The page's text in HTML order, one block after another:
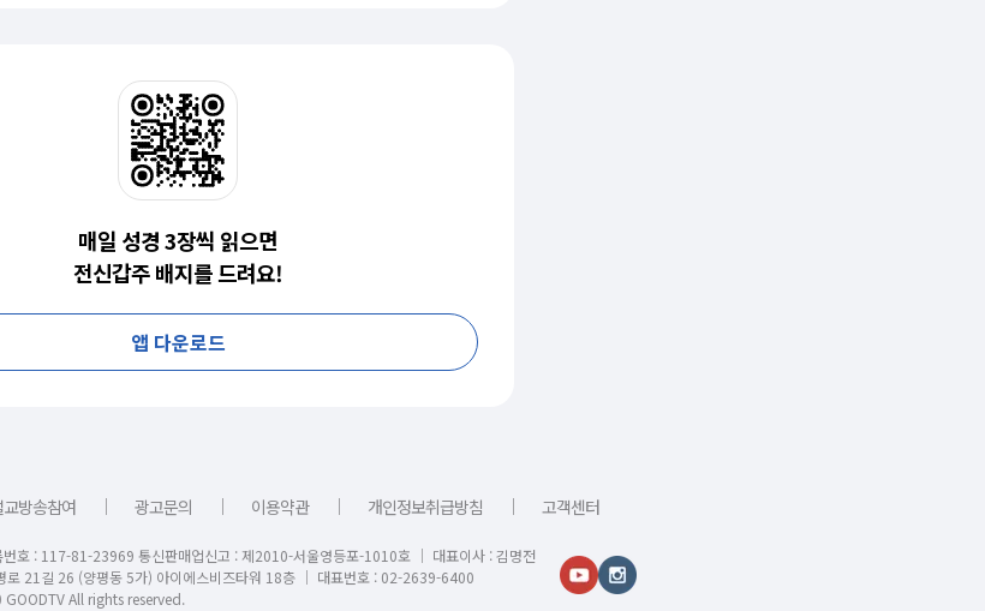
매일 성경 3장씩 읽으면
전신갑주 배지를 드려요!
앱 다운로드
교방송참여 ｜ 광고문의 ｜ 이용약관 ｜ 개인정보취급방침 ｜ 고객센터
번호 : 117-81-23969 통신판매업신고 : 제2010-서울영등포-1010호 │ 대표이사 : 김명전
로 21길 26 (양평동 5가) 아이에스비즈타워 18층 │ 대표번호 : 02-2639-6400
All rights reserved.